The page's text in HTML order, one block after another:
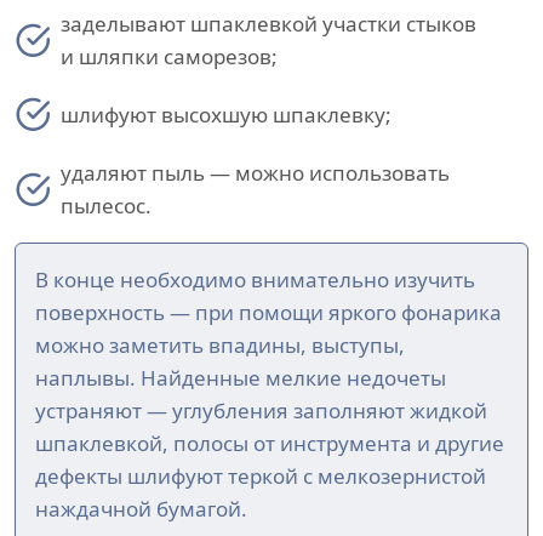
заделывают шпаклевкой участки стыков
и шляпки саморезов;
шлифуют высохшую шпаклевку;
удаляют пыль — можно использовать
пылесос.
В конце необходимо внимательно изучить
поверхность — при помощи яркого фонарика
можно заметить впадины, выступы,
наплывы. Найденные мелкие недочеты
устраняют — углубления заполняют жидкой
шпаклевкой, полосы от инструмента и другие
дефекты шлифуют теркой с мелкозернистой
наждачной бумагой.